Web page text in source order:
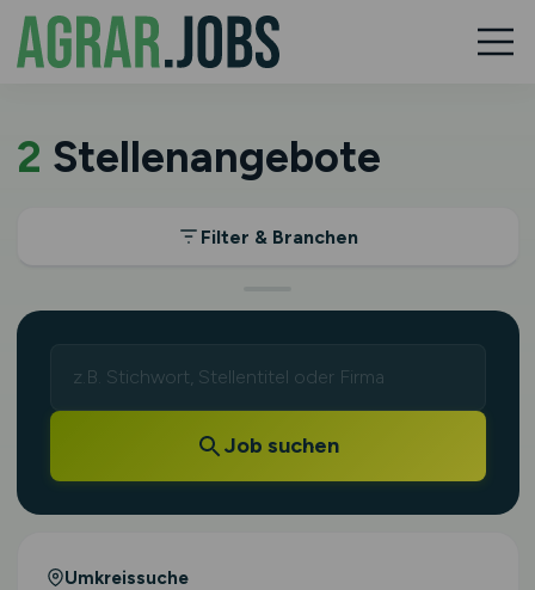
2 Stellenangebote
Filter & Branchen
Job suchen
Umkreissuche